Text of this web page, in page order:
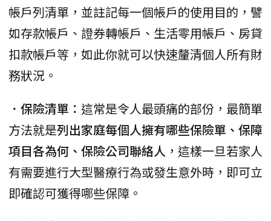
帳戶列清單，並註記每一個帳戶的使用目的，譬
如存款帳戶、證券轉帳戶、生活零用帳戶、房貸
扣款帳戶等，如此你就可以快速釐清個人所有財
務狀況。
．保險清單： 這常是令人最頭痛的部份，最簡單
方法就是列出家庭每個人擁有哪些保險單、保障
項目各為何、保險公司聯絡人 ，這樣一旦若家人
有需要進行大型醫療行為或發生意外時，即可立
即確認可獲得哪些保障。